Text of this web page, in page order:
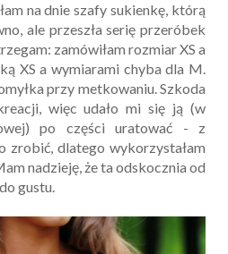
na dnie szafy sukienkę, którą
ale przeszła serię przeróbek
zamówiłam rozmiar XS a
XS a wymiarami chyba dla M.
przy metkowaniu. Szkoda
więc udało mi się ją (w
po części uratować - z
zrobić, dlatego wykorzystałam
nadzieję, że ta odskocznia od
gustu.